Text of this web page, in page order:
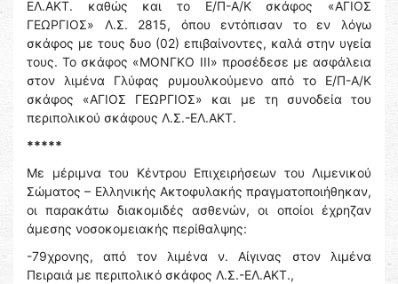
ΕΛ.ΑΚΤ. καθώς και το Ε/Π-Α/Κ σκάφος «ΑΓΙΟΣ
ΓΕΩΡΓΙΟΣ» Λ.Σ. 2815, όπου εντόπισαν το εν λόγω
σκάφος με τους δυο (02) επιβαίνοντες, καλά στην υγεία
τους. Το σκάφος «ΜΟΝΓΚΟ ΙΙΙ» προσέδεσε με ασφάλεια
στον λιμένα Γλύφας ρυμουλκούμενο από το Ε/Π-Α/Κ
σκάφος «ΑΓΙΟΣ ΓΕΩΡΓΙΟΣ» και με τη συνοδεία του
περιπολικού σκάφους Λ.Σ.-ΕΛ.ΑΚΤ.
*****
Με μέριμνα του Κέντρου Επιχειρήσεων του Λιμενικού
Σώματος – Ελληνικής Ακτοφυλακής πραγματοποιήθηκαν,
οι παρακάτω διακομιδές ασθενών, οι οποίοι έχρηζαν
άμεσης νοσοκομειακής περίθαλψης:
-79χρονης, από τον λιμένα ν. Αίγινας στον λιμένα
Πειραιά με περιπολικό σκάφος Λ.Σ.-ΕΛ.ΑΚΤ.,